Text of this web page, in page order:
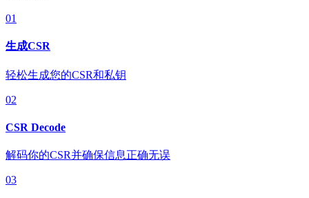
01
生成CSR
轻松生成您的CSR和私钥
02
CSR Decode
解码你的CSR并确保信息正确无误
03